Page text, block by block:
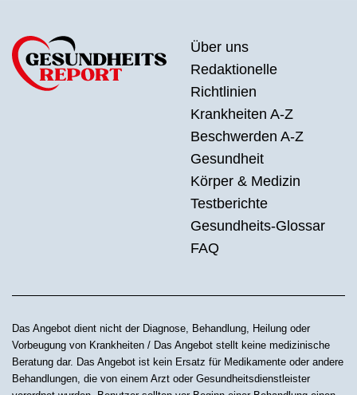
Über uns
Redaktionelle
Richtlinien
Krankheiten A-Z
Beschwerden A-Z
Gesundheit
Körper & Medizin
Testberichte
Gesundheits-Glossar
FAQ
Das Angebot dient nicht der Diagnose, Behandlung, Heilung oder
Vorbeugung von Krankheiten / Das Angebot stellt keine medizinische
Beratung dar. Das Angebot ist kein Ersatz für Medikamente oder andere
Behandlungen, die von einem Arzt oder Gesundheitsdienstleister